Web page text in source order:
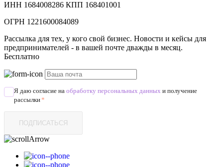
ИНН 1684008286 КПП 168401001
ОГРН 1221600084089
Рассылка для тех, у кого свой бизнес. Новости и кейсы для
предпринимателей - в вашей почте дважды в месяц.
Бесплатно
Я даю согласие на обработку персональных данных и получение
рассылки*
ПОДПИСАТЬСЯ